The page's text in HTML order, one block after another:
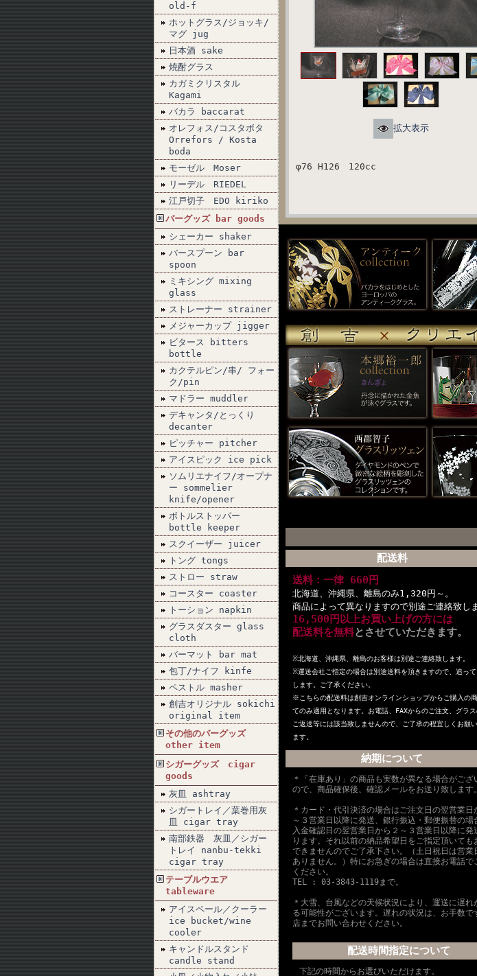
old-f
ホットグラス/ジョッキ/
マグ jug
日本酒 sake
焼酎グラス
カガミクリスタル
Kagami
バカラ baccarat
オレフォス/コスタボタ
Orrefors / Kosta
boda
モーゼル Moser
リーデル RIEDEL
江戸切子 EDO kiriko
バーグッズ bar goods
シェーカー shaker
バースプーン bar
spoon
ミキシング mixing
glass
ストレーナー strainer
メジャーカップ jigger
ビタース bitters
bottle
カクテルピン/串/ フォー
ク/pin
マドラー muddler
デキャンタ/とっくり
decanter
ピッチャー pitcher
アイスピック ice pick
ソムリエナイフ/オープナ
ー sommelier
knife/opener
ボトルストッパー
bottle keeper
スクイーザー juicer
トング tongs
ストロー straw
コースター coaster
トーション napkin
グラスダスター glass
cloth
バーマット bar mat
包丁/ナイフ kinfe
ペストル masher
創吉オリジナル sokichi
original item
その他のバーグッズ
other item
シガーグッズ cigar
goods
灰皿 ashtray
シガートレイ／葉巻用灰
皿 cigar tray
南部鉄器 灰皿／シガー
トレイ nanbu-tekki
cigar tray
テーブルウエア
tableware
アイスペール／クーラー
ice bucket/wine
cooler
キャンドルスタンド
candle stand
拡大表示
φ76 H126 120cc
配送料
送料：一律 660円
北海道、沖縄県、離島のみ1,320円～。
商品によって異なりますので別途ご連絡致しま
16,500円以上お買い上げの方には
配送料を無料とさせていただきます。
※北海道、沖縄県、離島のお客様は別途ご連絡致します。
※運送会社ご指定の場合は別途送料を頂きますので、追っ
します。ご了承ください。
※こちらの配送料は創吉オンラインショップからご購入の
てのみ適用となります。お電話、FAXからのご注文、グラ
ご返送等には該当致しませんので、ご了承の程宜しくお願
ます。
納期について
＊「在庫あり」の商品も実数が異なる場合がござ
ので、商品確保後、確認メールをお送り致します。
＊カード・代引決済の場合はご注文日の翌営業日
～３営業日以降に発送、銀行振込・郵便振替の場
入金確認日の翌営業日から２～３営業日以降に発
ります。それ以前の納品希望日をご指定頂いても
できませんのでご了承下さい。（土日祝日は営業
ありません。）特にお急ぎの場合は直接お電話で
ください。
TEL : 03-3843-1119まで。
＊大雪、台風などの天候状況により、運送に遅れ
る可能性がございます。遅れの状況は、お手数で
店までお問い合わせください。
配送時間指定について
下記の時間からお選びいただけます。